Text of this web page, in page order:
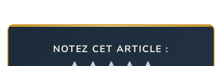
NOTEZ CET ARTICLE :